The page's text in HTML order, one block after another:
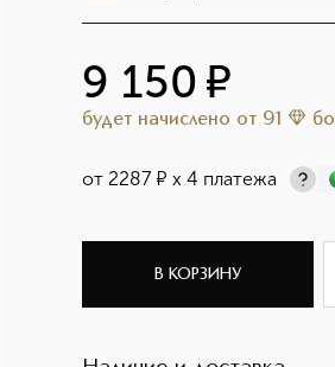
9 150 ¤
будет начислено от 91
от 2287 ¤ х 4 платежа
В КОРЗИНУ